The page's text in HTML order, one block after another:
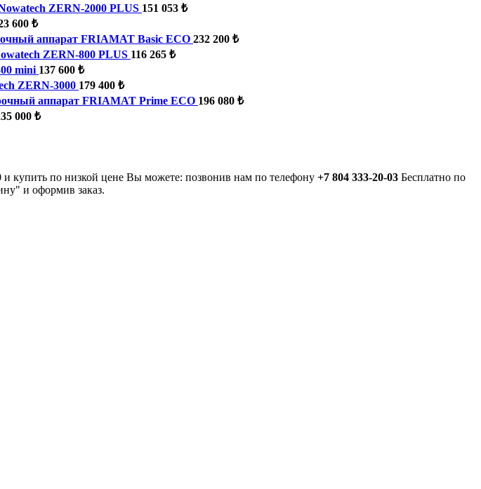
ZERN-2000 PLUS 151 053 ₺
600 ₺
аппарат FRIAMAT Basic ECO 232 200 ₺
ZERN-800 PLUS 116 265 ₺
mini 137 600 ₺
ZERN-3000 179 400 ₺
аппарат FRIAMAT Prime ECO 196 080 ₺
000 ₺
и купить по низкой цене Вы можете: позвонив нам по телефону +7 804 333-20-03 Бесплатно по
и оформив заказ.